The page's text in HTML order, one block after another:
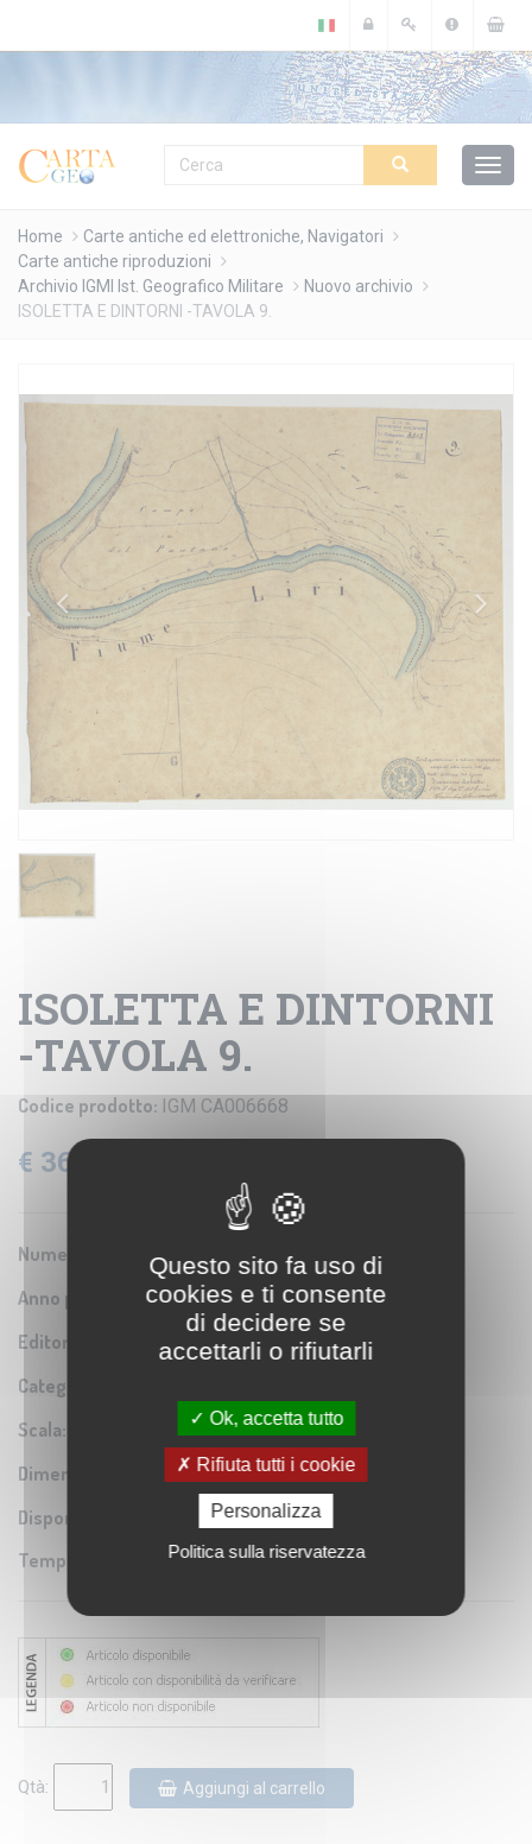
Home
Carte antiche ed elettroniche, Navigatori
Carte antiche riproduzioni
Archivio IGMI Ist. Geografico Militare
Nuovo archivio
ISOLETTA E DINTORNI -TAVOLA 9.
ISOLETTA E DINTORNI
-TAVOLA 9.
Codice prodotto: IGM CA006668
€ 36,60
Numero Serie: 0A2
Anno pubblicazione:1853
Editore/Produttore:Istituto Geografico Militare
Categoria:
Scala:
Dimensioni: 38x31 cm
Disponibilità:
Tempo di spedizione:5-7 gg
Qtà: Aggiungi al carrello
Questo sito fa uso di
cookies e ti consente
di decidere se
accettarli o rifiutarli
Ok, accetta tutto
Rifiuta tutti i cookie
Personalizza
Politica sulla riservatezza